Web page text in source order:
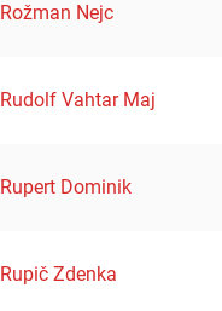
Rožman Nejc
Rudolf Vahtar Maj
Rupert Dominik
Rupič Zdenka